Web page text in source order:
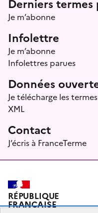
Derniers termes
Je m’abonne
Infolettre
Je m’abonne
Infolettres parues
Données
Je télécharge les
XML
Contact
J’écris à FranceTerme
RÉPUBLIQUE
FRANÇAISE